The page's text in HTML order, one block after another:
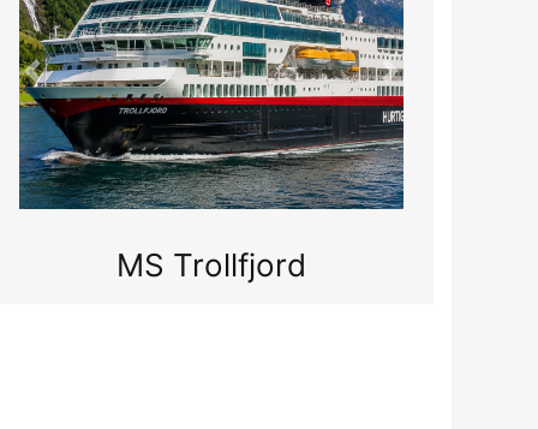
MS Nordkapp
Previous Next